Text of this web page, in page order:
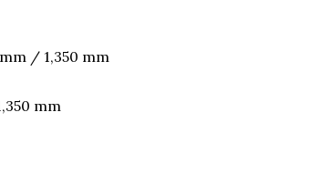
/ 1,350 mm
mm